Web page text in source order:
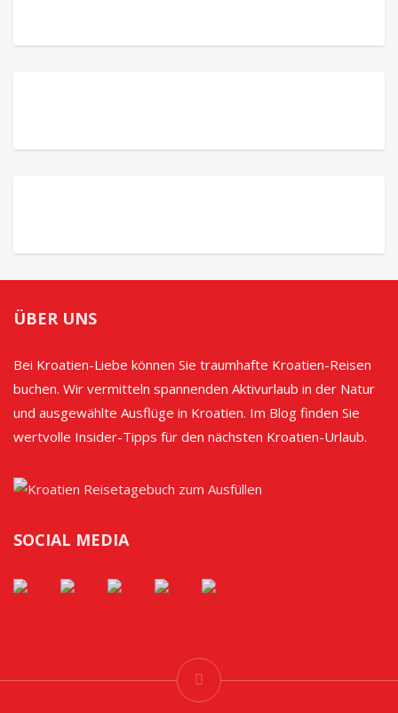
ÜBER UNS
Bei Kroatien-Liebe können Sie traumhafte Kroatien-Reisen
buchen. Wir vermitteln spannenden Aktivurlaub in der Natur
und ausgewählte Ausflüge in Kroatien. Im Blog finden Sie
wertvolle Insider-Tipps für den nächsten Kroatien-Urlaub.
SOCIAL MEDIA